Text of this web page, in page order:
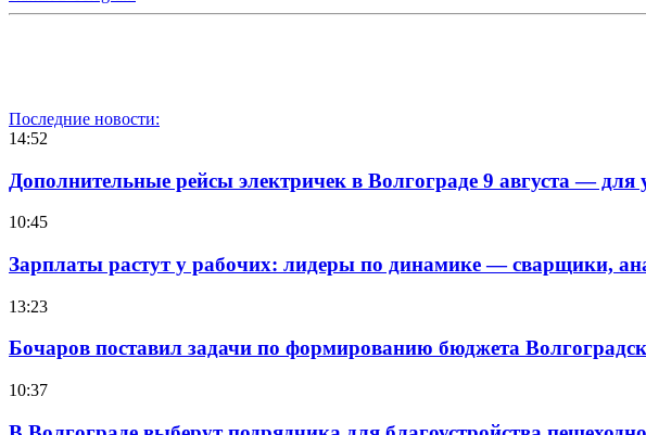
Последние новости:
14:52
Дополнительные рейсы электричек в Волгограде 9 августа — для
10:45
Зарплаты растут у рабочих: лидеры по динамике — сварщики,
13:23
Бочаров поставил задачи по формированию бюджета
10:37